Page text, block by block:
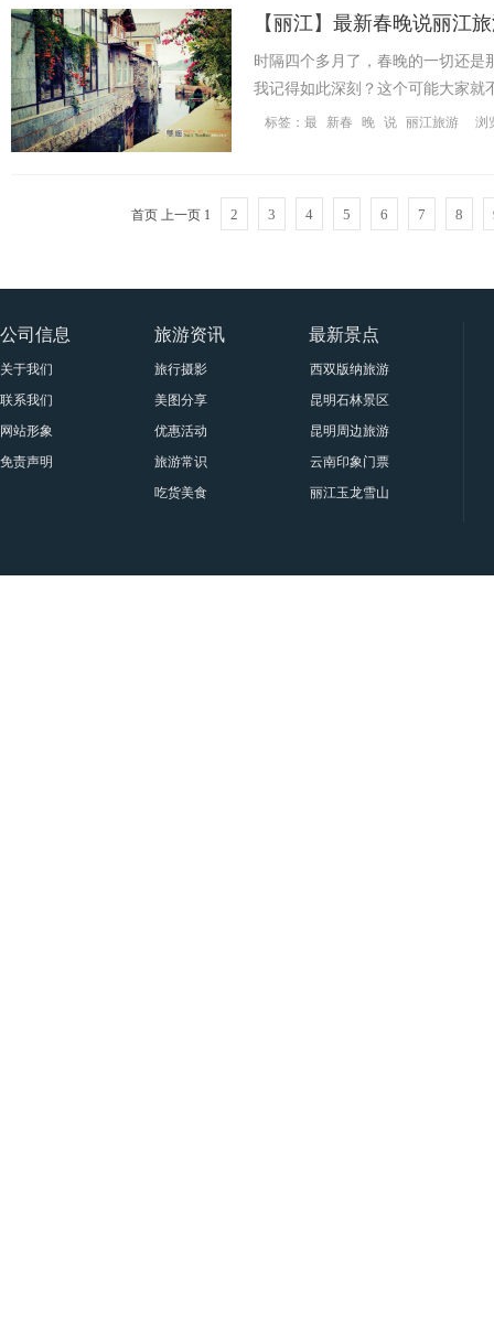
【丽江】 最新春晚说丽江
时隔四个多月了，春晚的一切还是
我记得如此深刻？这个可能大家就
标签： 最 新春 晚 说 丽江旅游 浏
首页 上一页 1 2 3 4 5 6 7 8
公司信息
关于我们
联系我们
网站形象
免责声明
旅游资讯
旅行摄影
美图分享
优惠活动
旅游常识
吃货美食
最新景点
西双版纳旅游景点大全
昆明石林景区要门票吗？属于
昆明周边旅游十一大景点与门
云南印象门票贵宾票、甲票、
丽江玉龙雪山印象丽江门票|套